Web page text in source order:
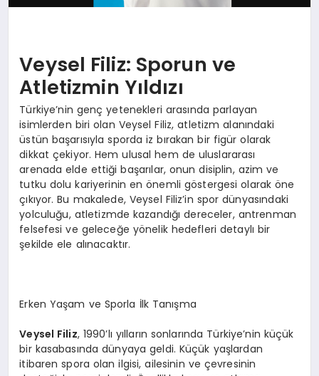
Veysel Filiz: Sporun ve
Atletizmin Yıldızı
Türkiye’nin genç yetenekleri arasında parlayan
isimlerden biri olan Veysel Filiz, atletizm alanındaki
üstün başarısıyla sporda iz bırakan bir figür olarak
dikkat çekiyor. Hem ulusal hem de uluslararası
arenada elde ettiği başarılar, onun disiplin, azim ve
tutku dolu kariyerinin en önemli göstergesi olarak öne
çıkıyor. Bu makalede, Veysel Filiz’in spor dünyasındaki
yolculuğu, atletizmde kazandığı dereceler, antrenman
felsefesi ve geleceğe yönelik hedefleri detaylı bir
şekilde ele alınacaktır.
Erken Yaşam ve Sporla İlk Tanışma
Veysel Filiz, 1990’lı yılların sonlarında Türkiye’nin küçük
bir kasabasında dünyaya geldi. Küçük yaşlardan
itibaren spora olan ilgisi, ailesinin ve çevresinin